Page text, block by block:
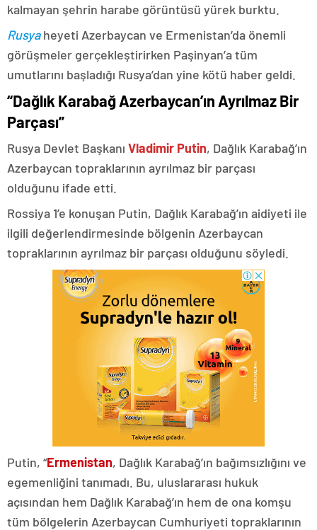
kalmayan şehrin harabe görüntüsü yürek burktu.
Rusyaheyeti Azerbaycan ve Ermenistan’da önemli
görüşmeler gerçekleştirirken Paşinyan’a tüm
umutlarını başladığı Rusya’dan yine kötü haber geldi.
“Dağlık Karabağ Azerbaycan’ın Ayrılmaz Bir
Parçası”
Rusya Devlet Başkanı Vladimir Putin, Dağlık Karabağ’ın
Azerbaycan topraklarının ayrılmaz bir parçası
olduğunu ifade etti.
Rossiya 1’e konuşan Putin, Dağlık Karabağ’ın aidiyeti ile
ilgili değerlendirmesinde bölgenin Azerbaycan
topraklarının ayrılmaz bir parçası olduğunu söyledi.
Putin, “Ermenistan, Dağlık Karabağ’ın bağımsızlığını ve
egemenliğini tanımadı. Bu, uluslararası hukuk
açısından hem Dağlık Karabağ’ın hem de ona komşu
tüm bölgelerin Azerbaycan Cumhuriyeti topraklarının